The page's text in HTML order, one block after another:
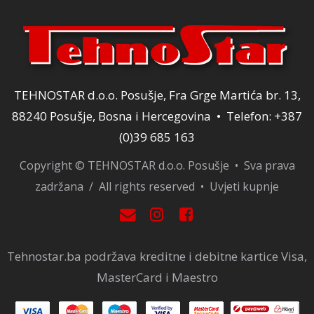
TEHNOSTAR d.o.o. Posušje, Fra Grge Martića br. 13,
88240 Posušje, Bosna i Hercegovina • Telefon: +387
(0)39 685 163
Copyright © TEHNOSTAR d.o.o. Posušje • Sva prava
zadržana / All rights reserved • Uvjeti kupnje
Tehnostar.ba podržava kreditne i debitne kartice Visa,
MasterCard i Maestro